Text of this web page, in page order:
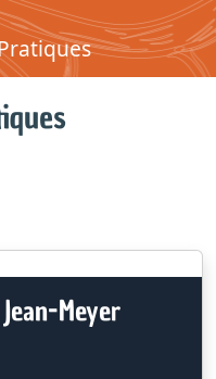
Meyer